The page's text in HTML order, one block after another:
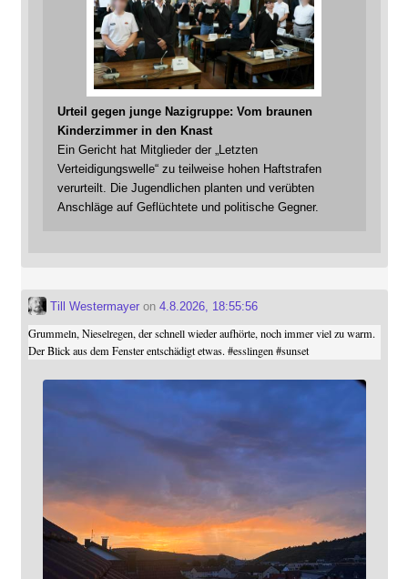
Urteil gegen junge Nazigruppe: Vom braunen
Kinderzimmer in den Knast
Ein Gericht hat Mitglieder der „Letzten
Verteidigungswelle“ zu teilweise hohen Haftstrafen
verurteilt. Die Jugendlichen planten und verübten
Anschläge auf Geflüchtete und politische Gegner.
Till Westermayeron 4.8.2026, 18:55:56
Grummeln, Nieselregen, der schnell wieder aufhörte, noch immer viel zu warm.
Der Blick aus dem Fenster entschädigt etwas. #esslingen #sunset